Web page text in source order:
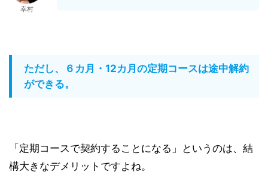
幸村
ただし、６カ月・12カ月の定期コースは途中解約
ができる。
「定期コースで契約することになる」というのは、結
構大きなデメリットですよね。